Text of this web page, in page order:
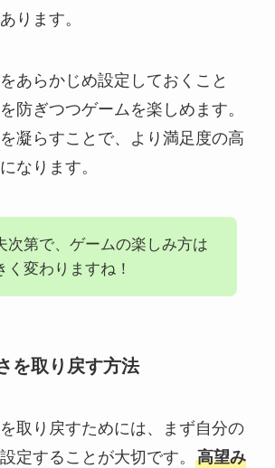
ります。
あらかじめ設定しておくこと
防ぎつつゲームを楽しめます。
凝らすことで、より満足度の高
なります。
次第で、ゲームの楽しみ方は
く変わりますね！
を取り戻す方法
取り戻すためには、まず自分の
定することが大切です。 高望み